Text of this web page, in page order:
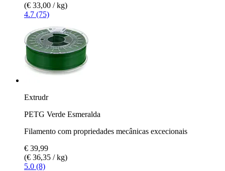
(€ 33,00 / kg)
4.7 (75)
Extrudr
PETG Verde Esmeralda
Filamento com propriedades mecânicas excecionais
€ 39,99
(€ 36,35 / kg)
5.0 (8)